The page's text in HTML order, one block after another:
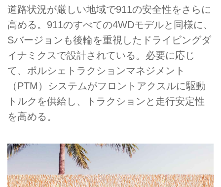
道路状況が厳しい地域で911の安全性をさらに
高める。911のすべての4WDモデルと同様に、
Sバージョンも後輪を重視したドライビングダ
イナミクスで設計されている。必要に応じ
て、ポルシェトラクションマネジメント
（PTM）システムがフロントアクスルに駆動
トルクを供給し、トラクションと走行安定性
を高める。